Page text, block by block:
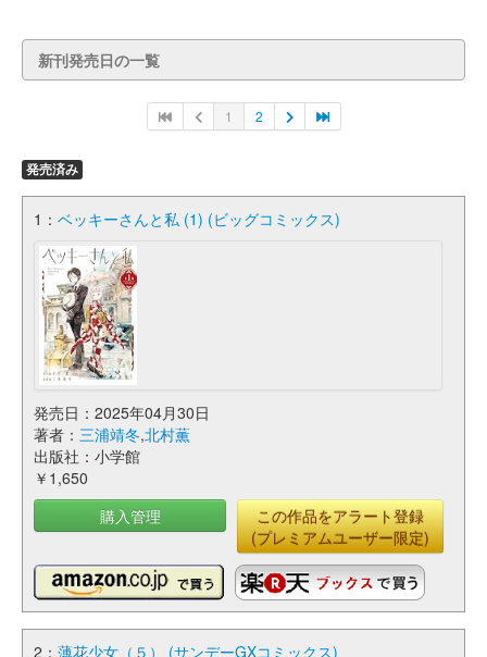
新刊発売日の一覧
1 2
発売済み
1： ベッキーさんと私 (1) (ビッグコミックス)
発売日：2025年04月30日
著者： 三浦靖冬,北村薫
出版社：小学館
￥1,650
購入管理
この作品をアラート登録
(プレミアムユーザー限定)
2： 薄花少女（５） (サンデーGXコミックス)